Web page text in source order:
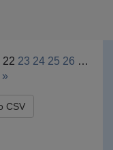
22 23 24 25 26 …
CSV